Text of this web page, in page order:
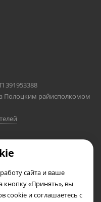
391953388
Полоцким райисполкомом
сайта и ваше
кнопку «Принять», вы
cookie и соглашаетесь с